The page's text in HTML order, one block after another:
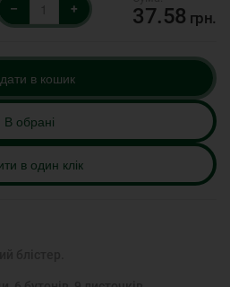
– + 37.58 грн.
в кошик
В обрані
в один клік